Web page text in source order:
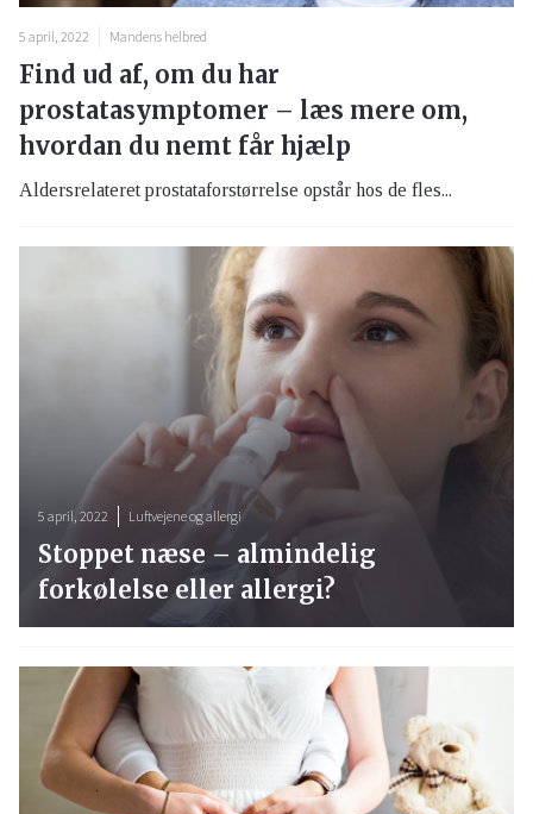
5 april, 2022 Mandens helbred
Find ud af, om du har
prostatasymptomer – læs mere om,
hvordan du nemt får hjælp
Aldersrelateret prostataforstørrelse opstår hos de fles...
5 april, 2022 Luftvejene og allergi
Stoppet næse – almindelig
forkølelse eller allergi?